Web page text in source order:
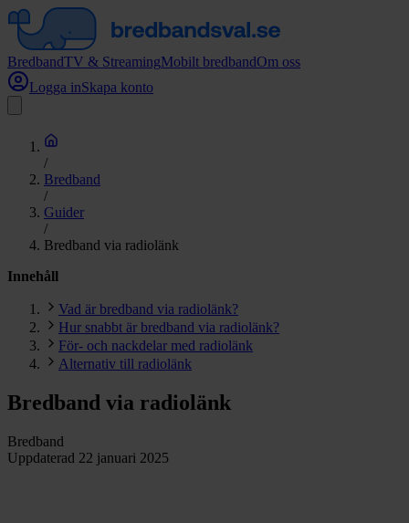
BredbandTV & StreamingMobilt bredbandOm oss
Logga inSkapa konto
/
Bredband
/
Guider
/
Bredband via radiolänk
Innehåll
Vad är bredband via radiolänk?
Hur snabbt är bredband via radiolänk?
För- och nackdelar med radiolänk
Alternativ till radiolänk
Bredband via radiolänk
Bredband
Uppdaterad 22 januari 2025